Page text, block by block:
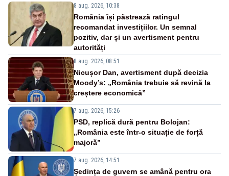
8 aug. 2026, 10:38
România își păstrează ratingul
recomandat investițiilor. Un semnal
pozitiv, dar și un avertisment pentru
autorități
8 aug. 2026, 08:51
Nicușor Dan, avertisment după decizia
Moody’s: „România trebuie să revină la
creștere economică”
7 aug. 2026, 15:26
PSD, replică dură pentru Bolojan:
„România este într-o situație de forță
majoră”
7 aug. 2026, 14:51
Ședința de guvern se amână pentru ora